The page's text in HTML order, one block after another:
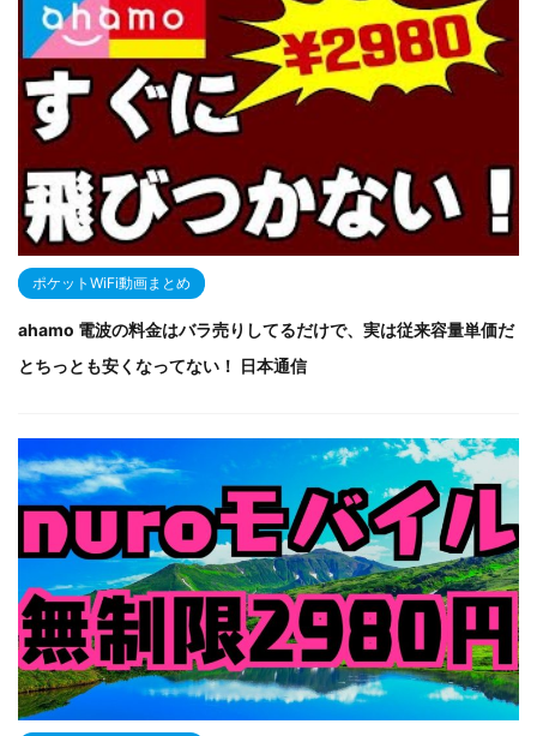
ポケットWiFi動画まとめ
ahamo 電波の料金はバラ売りしてるだけで、実は従来容量単価だ
とちっとも安くなってない！ 日本通信